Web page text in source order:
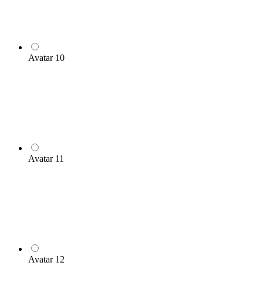
Avatar 10
Avatar 11
Avatar 12